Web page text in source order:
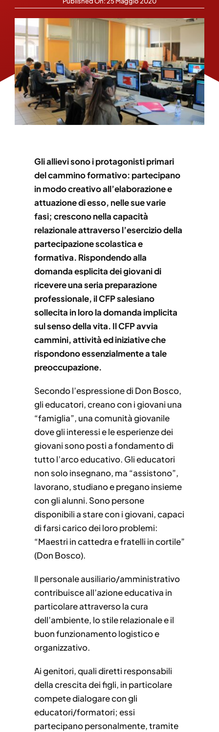
Gli allievi sono i protagonisti primari
del cammino formativo: partecipano
in modo creativo all’elaborazione e
attuazione di esso, nelle sue varie
fasi; crescono nella capacità
relazionale attraverso l’esercizio della
partecipazione scolastica e
formativa. Rispondendo alla
domanda esplicita dei giovani di
ricevere una seria preparazione
professionale, il CFP salesiano
sollecita in loro la domanda implicita
sul senso della vita. Il CFP avvia
cammini, attività ed iniziative che
rispondono essenzialmente a tale
preoccupazione.
Secondo l’espressione di Don Bosco,
gli educatori, creano con i giovani una
“famiglia”, una comunità giovanile
dove gli interessi e le esperienze dei
giovani sono posti a fondamento di
tutto l’arco educativo. Gli educatori
non solo insegnano, ma “assistono”,
lavorano, studiano e pregano insieme
con gli alunni. Sono persone
disponibili a stare con i giovani, capaci
di farsi carico dei loro problemi:
“Maestri in cattedra e fratelli in cortile”
(Don Bosco).
Il personale ausiliario/amministrativo
contribuisce all’azione educativa in
particolare attraverso la cura
dell’ambiente, lo stile relazionale e il
buon funzionamento logistico e
organizzativo.
Ai genitori, quali diretti responsabili
della crescita dei figli, in particolare
compete dialogare con gli
educatori/formatori; essi
partecipano personalmente, tramite